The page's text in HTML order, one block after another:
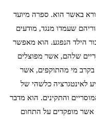
באשר הוא. ספרה מיועד
שעמדו מנגד, מודעים
הילד הנפגע. הוא מאפשר
שלהם, אשר מפוצלים
בקרב מי מהתוקפים, אשר
לאינטגרציה כלשהי של
והתקינים. הוא מדבר
אשר מופקדים על התחום